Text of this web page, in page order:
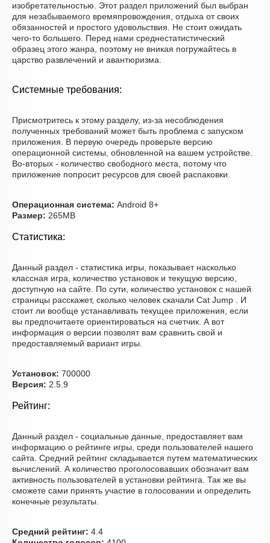
изобретательностью. Этот раздел приложений был выбран
для незабываемого времяпровождения, отдыха от своих
обязанностей и простого удовольствия. Не стоит ожидать
чего-то большего. Перед нами среднестатистический
образец этого жанра, поэтому не вникая погружайтесь в
царство развлечений и авантюризма.
Системные требования:
Присмотритесь к этому разделу, из-за несоблюдения
полученных требований может быть проблема с запуском
приложения. В первую очередь проверьте версию
операционной системы, обновленной на вашем устройстве.
Во-вторых - количество свободного места, потому что
приложение попросит ресурсов для своей распаковки.
Операционная система: Android 8+
Размер: 265MB
Статистика:
Данный раздел - статистика игры, показывает насколько
классная игра, количество установок и текущую версию,
доступную на сайте. По сути, количество установок с нашей
страницы расскажет, сколько человек скачали Cat Jump . И
стоит ли вообще устанавливать текущее приложения, если
вы предпочитаете ориентироваться на счетчик. А вот
информация о версии позволят вам сравнить свой и
предоставляемый вариант игры.
Установок: 700000
Версия: 2.5.9
Рейтинг:
Данный раздел - социальные данные, предоставляет вам
информацию о рейтинге игры, среди пользователей нашего
сайта. Средний рейтинг складывается путем математических
вычислений. А количество проголосовавших обозначит вам
активность пользователей в установки рейтинга. Так же вы
сможете сами принять участие в голосовании и определить
конечные результаты.
Средний рейтинг: 4.4